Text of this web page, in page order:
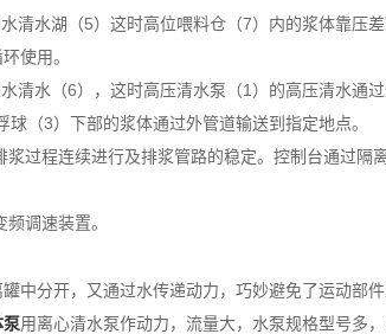
清水湖（5）这时高位喂料仓（7）内的浆体靠压
使用。
清水（6），这时高压清水泵（1）的高压清水通过
（3）下部的浆体通过外管道输送到指定地点。
过程连续进行及排浆管路的稳定。控制台通过隔
调速装置。
分开，又通过水传递动力，巧妙避免了运动部
泵用离心清水泵作动力，流量大，水泵规格型号多